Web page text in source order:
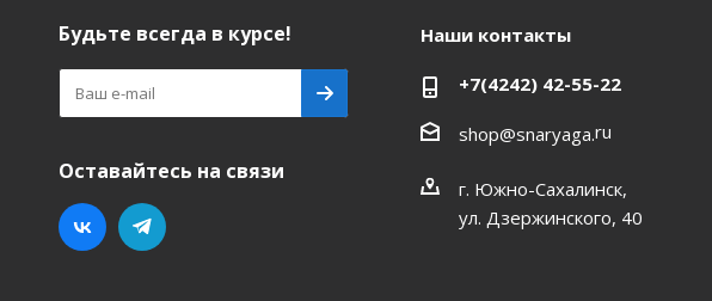
Будьте всегда в курсе!
Оставайтесь на связи
Наши контакты
+7(4242) 42-55-22
shop@snaryaga.ru
г. Южно-Сахалинск,
ул. Дзержинского, 40